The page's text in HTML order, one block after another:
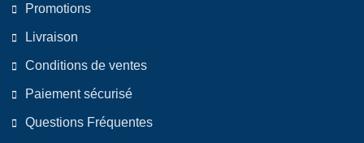
Promotions
Livraison
Conditions de ventes
Paiement sécurisé
Questions Fréquentes